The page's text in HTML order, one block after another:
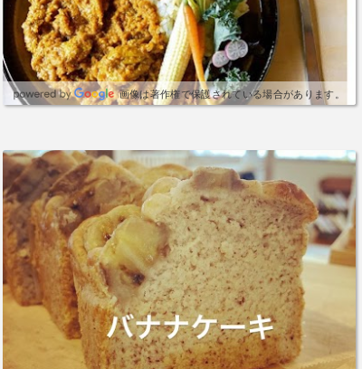
画像は著作権で保護されている場合があります。